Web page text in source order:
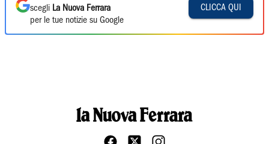
scegli La Nuova Ferrara
per le tue notizie su Google
CLICCA QUI